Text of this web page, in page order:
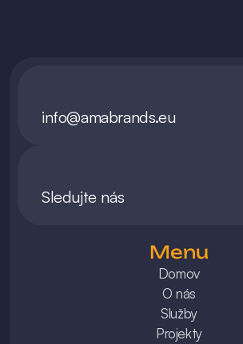
info@amabrands.eu
Sledujte nás
Menu
Domov
O nás
Služby
Projekty